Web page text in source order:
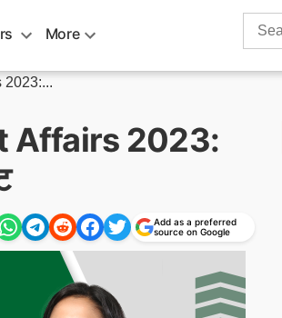
More
Search
2023:...
Affairs 2023:
Add as a preferred
source on Google